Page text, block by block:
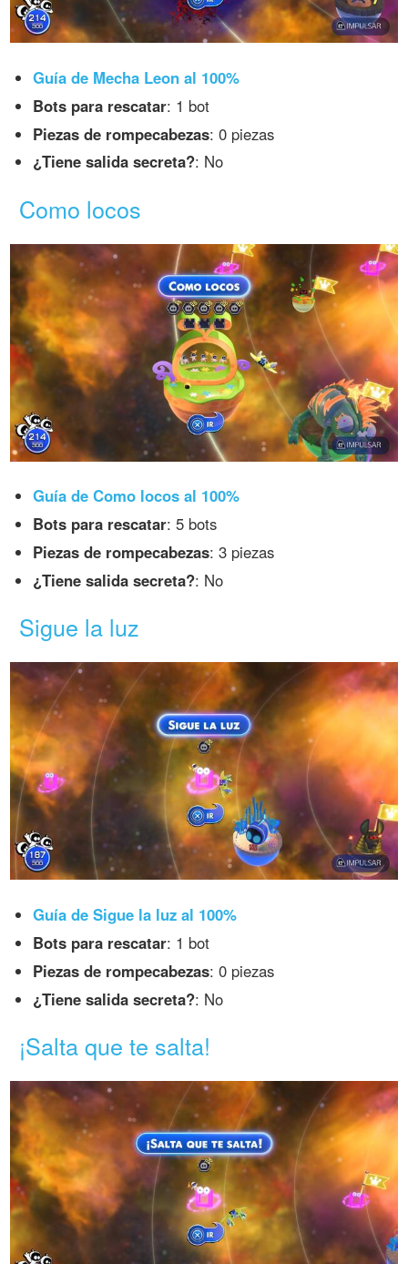
Guía de Mecha Leon al 100%
Bots para rescatar: 1 bot
Piezas de rompecabezas: 0 piezas
¿Tiene salida secreta?: No
Como locos
Guía de Como locos al 100%
Bots para rescatar: 5 bots
Piezas de rompecabezas: 3 piezas
¿Tiene salida secreta?: No
Sigue la luz
Guía de Sigue la luz al 100%
Bots para rescatar: 1 bot
Piezas de rompecabezas: 0 piezas
¿Tiene salida secreta?: No
¡Salta que te salta!